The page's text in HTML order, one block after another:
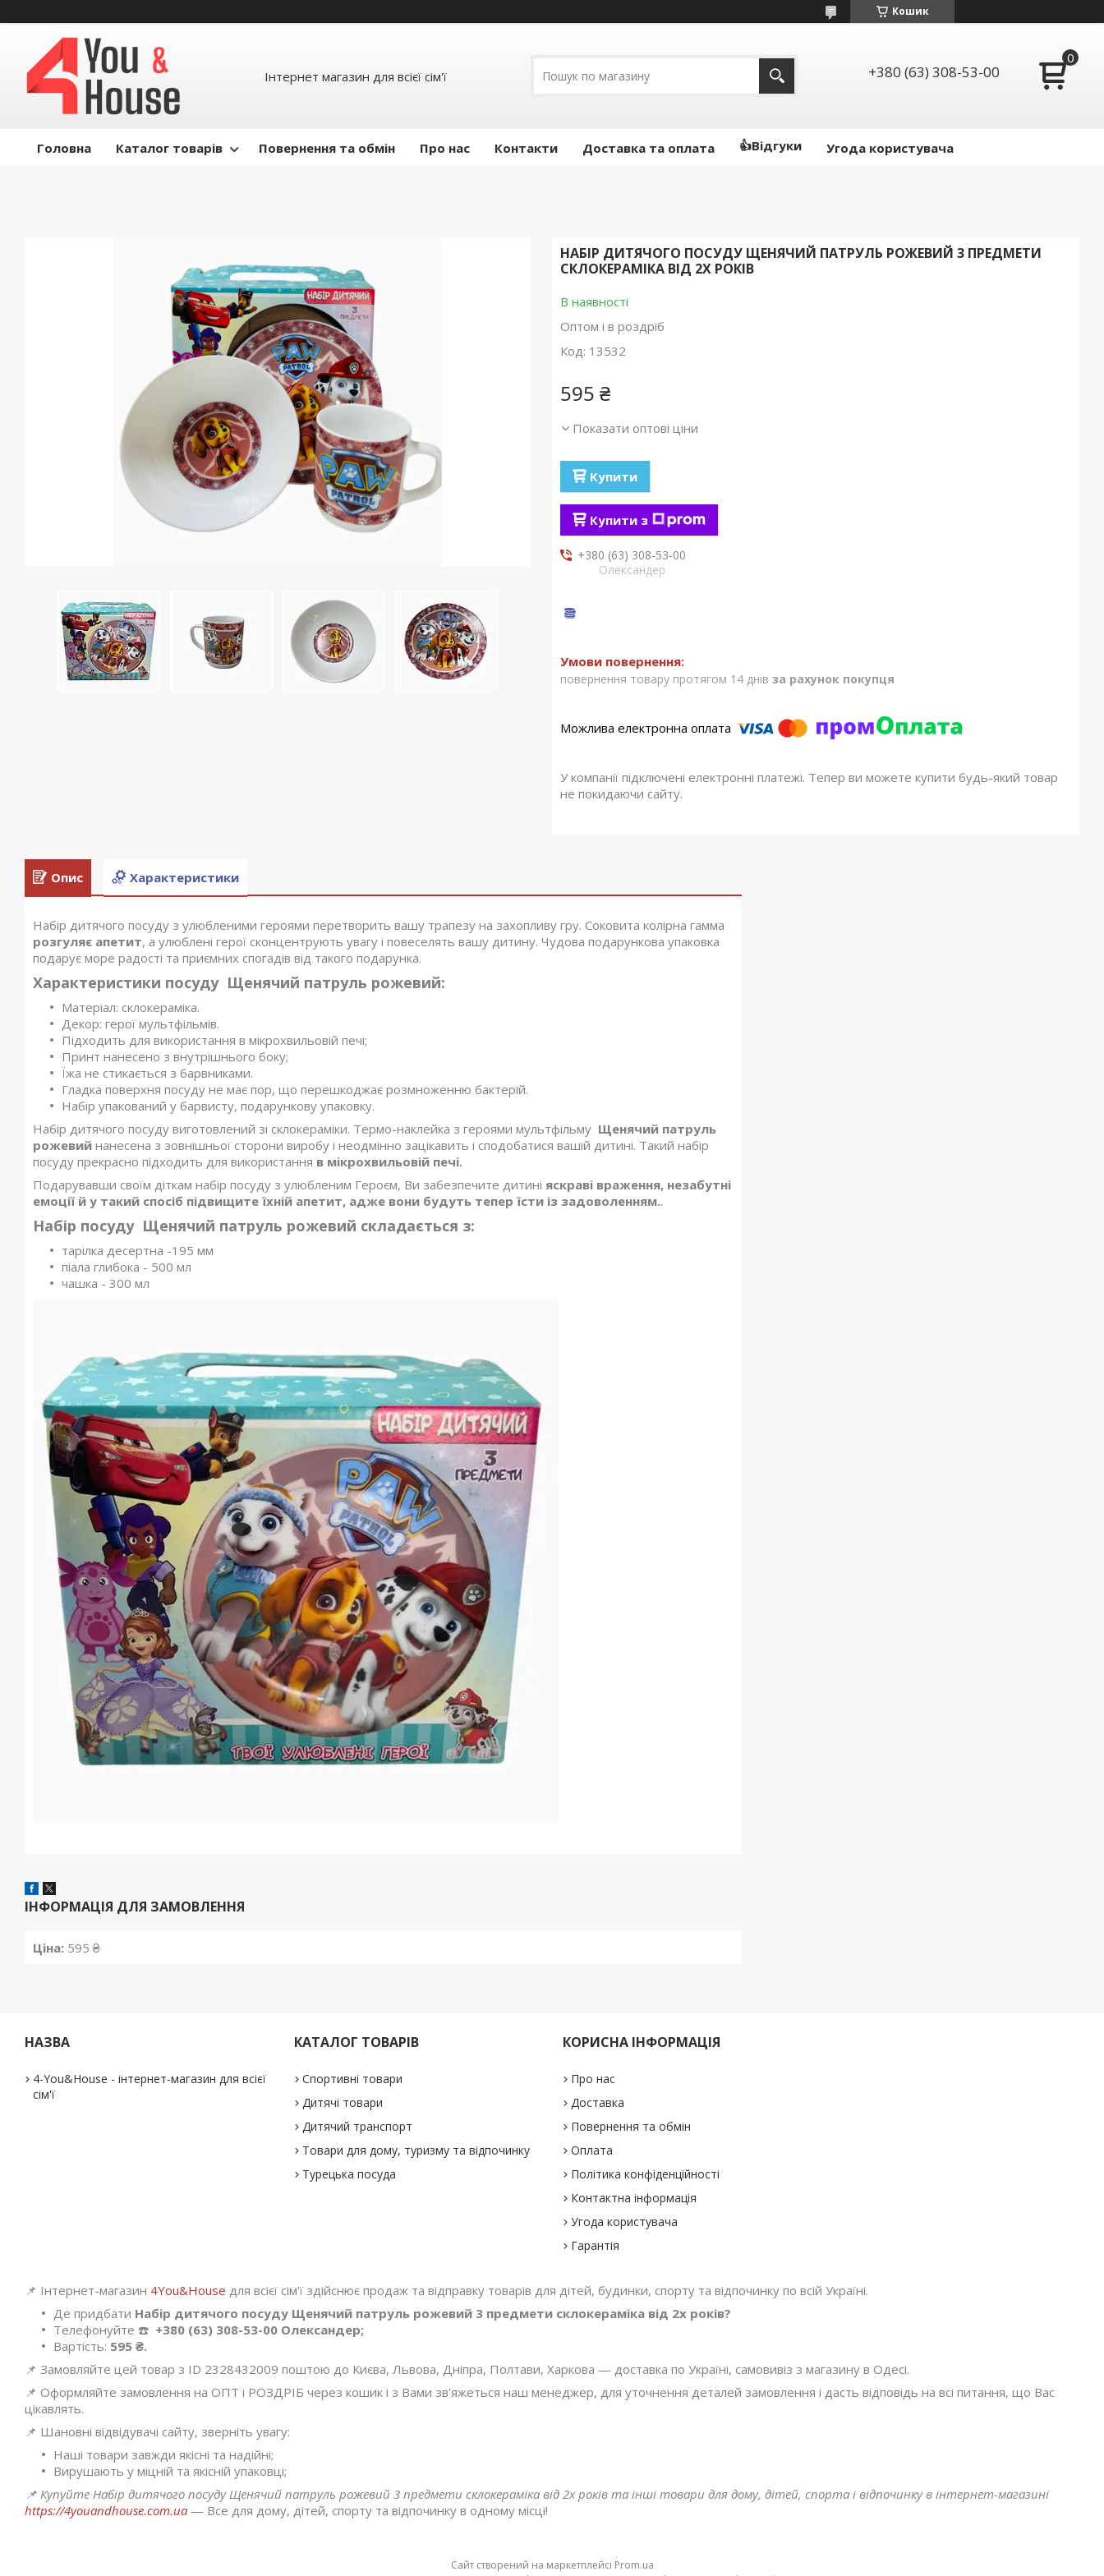
Кошик
Інтернет магазин для всієї сім'ї +380 (63) 308-53-00
Головна Каталог товарів Повернення та обмін Про нас Контакти Доставка та оплата 👍Відгуки Угода користувача
НАБІР ДИТЯЧОГО ПОСУДУ ЩЕНЯЧИЙ ПАТРУЛЬ РОЖЕВИЙ 3 ПРЕДМЕТИ
СКЛОКЕРАМІКА ВІД 2Х РОКІВ
В наявності
Оптом і в роздріб
Код: 13532
595 ₴
Показати оптові ціни
Купити
Купити з
+380 (63) 308-53-00
Олександер
повернення товару протягом 14 днів за рахунок покупця
У компанії підключені електронні платежі. Тепер ви можете купити будь-який товар
не покидаючи сайту.
Опис Характеристики
Набір дитячого посуду з улюбленими героями перетворить вашу трапезу на захопливу гру. Соковита колірна гамма
розгуляє апетит, а улюблені герої сконцентрують увагу і повеселять вашу дитину. Чудова подарункова упаковка
подарує море радості та приємних спогадів від такого подарунка.
Характеристики посуду Щенячий патруль рожевий:
Матеріал: склокераміка.
Декор: герої мультфільмів.
Підходить для використання в мікрохвильовій печі;
Принт нанесено з внутрішнього боку;
Їжа не стикається з барвниками.
Гладка поверхня посуду не має пор, що перешкоджає розмноженню бактерій.
Набір упакований у барвисту, подарункову упаковку.
Набір дитячого посуду виготовлений зі склокераміки. Термо-наклейка з героями мультфільму Щенячий патруль
рожевий нанесена з зовнішньої сторони виробу і неодмінно зацікавить і сподобатися вашій дитині. Такий набір
посуду прекрасно підходить для використання в мікрохвильовій печі.
Подарувавши своїм діткам набір посуду з улюбленим Героєм, Ви забезпечите дитині яскраві враження, незабутні
емоції й у такий спосіб підвищите їхній апетит, адже вони будуть тепер їсти із задоволенням..
Набір посуду Щенячий патруль рожевий складається з:
тарілка десертна -195 мм
піала глибока - 500 мл
чашка - 300 мл
ІНФОРМАЦІЯ ДЛЯ ЗАМОВЛЕННЯ
Ціна: 595 ₴
НАЗВА
4-You&House - інтернет-магазин для всієї
сім'ї
КАТАЛОГ ТОВАРІВ
Спортивні товари
Дитячі товари
Дитячий транспорт
Товари для дому, туризму та відпочинку
Турецька посуда
КОРИСНА ІНФОРМАЦІЯ
Про нас
Доставка
Повернення та обмін
Оплата
Політика конфіденційності
Контактна інформація
Угода користувача
Гарантія
📌 Інтернет-магазин 4You&House для всієї сім'ї здійснює продаж та відправку товарів для дітей, будинки, спорту та відпочинку по всій Україні.
Де придбати Набір дитячого посуду Щенячий патруль рожевий 3 предмети склокераміка від 2х років?
Телефонуйте ☎️ +380 (63) 308-53-00 Олександер;
Вартість: 595 ₴.
📌 Замовляйте цей товар з ID 2328432009 поштою до Києва, Львова, Дніпра, Полтави, Харкова — доставка по Україні, самовивіз з магазину в Одесі.
📌 Оформляйте замовлення на ОПТ і РОЗДРІБ через кошик і з Вами зв'яжеться наш менеджер, для уточнення деталей замовлення і дасть відповідь на всі питання, що Вас
цікавлять.
📌 Шановні відвідувачі сайту, зверніть увагу:
Наші товари завжди якісні та надійні;
Вирушають у міцній та якісній упаковці;
📌 Купуйте Набір дитячого посуду Щенячий патруль рожевий 3 предмети склокераміка від 2х років та інші товари для дому, дітей, спорта і відпочинку в інтернет-магазині
https://4youandhouse.com.ua — Все для дому, дітей, спорту та відпочинку в одному місці!
Сайт створений на маркетплейсі Prom.ua